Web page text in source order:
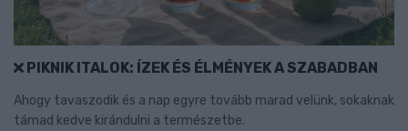
PIKNIK ITALOK: ÍZEK ÉS ÉLMÉNYEK A SZABADBAN
Ahogy tavaszodik és a nap egyre tovább marad velünk, sokaknak
támad kedve kirándulni a természetbe.